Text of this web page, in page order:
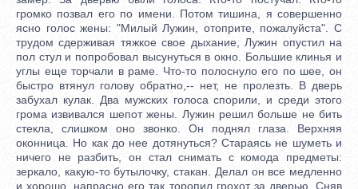
громко позвал его по имени. Потом тишина, я совершенно
ясно голос жены: "Милый Лужин, отоприте, пожалуйста". С
трудом сдерживая тяжкое свое дыхание, Лужин опустил на
пол стул и попробовал высунуться в окно. Большие клинья и
углы еще торчали в раме. Что-то полоснуло его по шее, он
быстро втянул голову обратно,-- нет, не пролезть. В дверь
забухал кулак. Два мужских голоса спорили, и среди этого
грома извивался шепот жены. Лужин решил больше не бить
стекла, слишком оно звонко. Он поднял глаза. Верхняя
оконница. Но как до нее дотянуться? Стараясь не шуметь и
ничего не разбить, он стал снимать с комода предметы:
зеркало, какую-то бутылочку, стакан. Делал он все медленно
и хорошо, напрасно его так торопил грохот за дверью, Сняв